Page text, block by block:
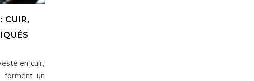
CUIR,
en cuir,
forment un